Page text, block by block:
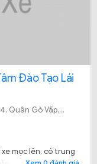
Đào Tạo Lái
59 Nguyễn Thái Sơn, Phường 4, Quận Gò Vấp, TPHCM
mọc lên, có trung